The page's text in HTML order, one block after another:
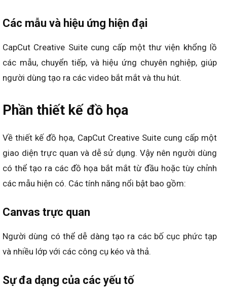
Các mẫu và hiệu ứng hiện đại
CapCut Creative Suite cung cấp một thư viện khổng lồ
các mẫu, chuyển tiếp, và hiệu ứng chuyên nghiệp, giúp
người dùng tạo ra các video bắt mắt và thu hút.
Phần thiết kế đồ họa
Về thiết kế đồ họa, CapCut Creative Suite cung cấp một
giao diện trực quan và dễ sử dụng. Vậy nên người dùng
có thể tạo ra các đồ họa bắt mắt từ đầu hoặc tùy chỉnh
các mẫu hiện có. Các tính năng nổi bật bao gồm:
Canvas trực quan
Người dùng có thể dễ dàng tạo ra các bố cục phức tạp
và nhiều lớp với các công cụ kéo và thả.
Sự đa dạng của các yếu tố